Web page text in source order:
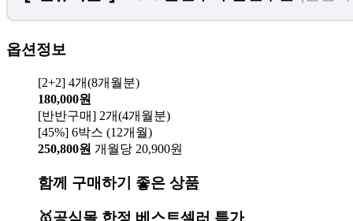
옵션정보
[2+2] 4개(8개월분)
180,000원
[반반구매] 2개(4개월분)
[45%] 6박스 (12개월)
250,800원 개월당 20,900원
함께 구매하기 좋은 상품
🥇공식몰 한정 베스트셀러 특가